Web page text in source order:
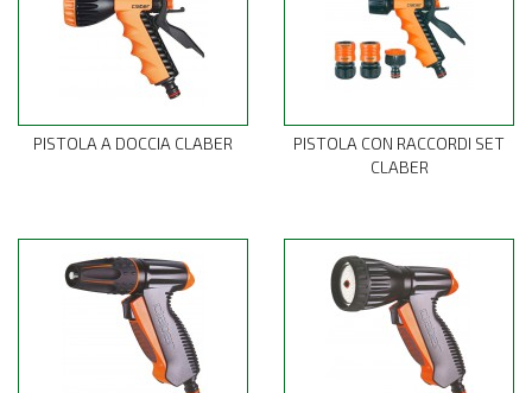
PISTOLA A DOCCIA CLABER
PISTOLA CON RACCORDI SET
CLABER